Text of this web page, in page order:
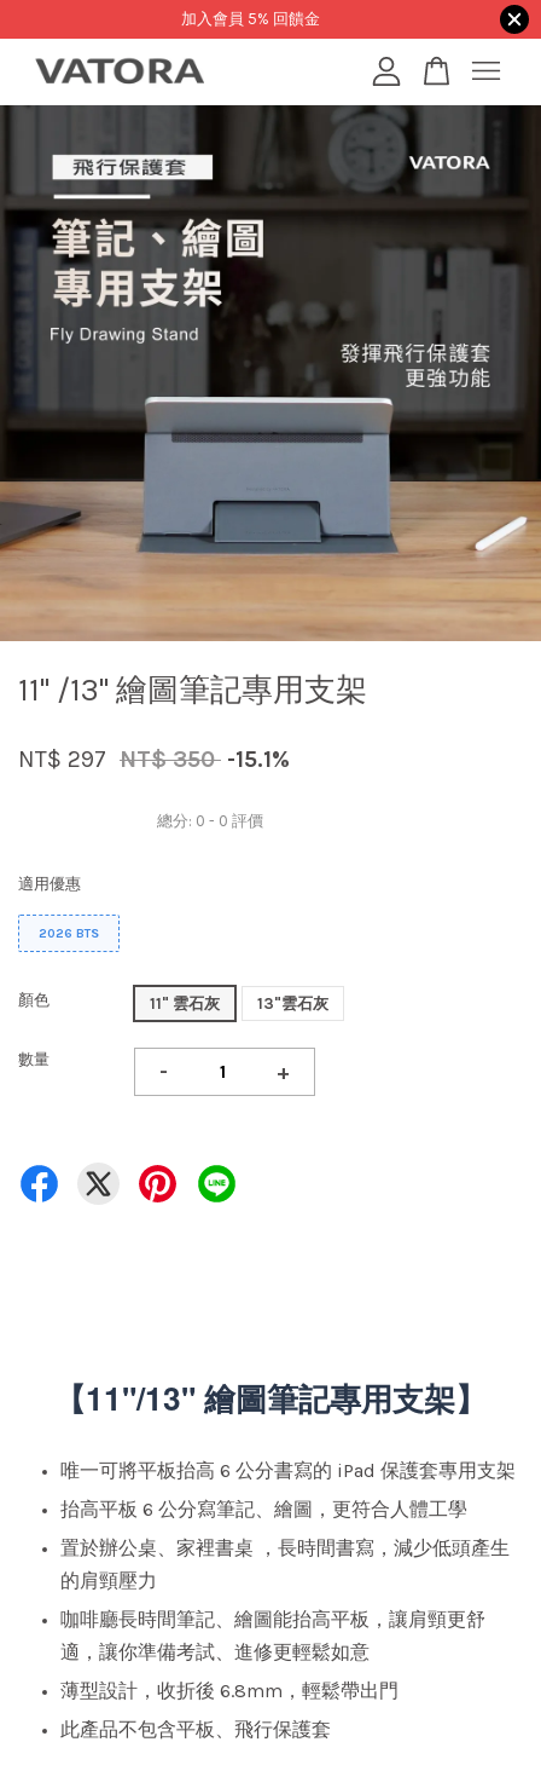
加入會員 5% 回饋金
11" /13" 繪圖筆記專用支架
NT$ 297 NT$ 350 -15.1%
總分: 0 - 0 評價
適用優惠
2026 BTS
顏色 11" 雲石灰 13"雲石灰
數量 - +
【11"/13" 繪圖筆記專用支架】
唯一可將平板抬高 6 公分書寫的 iPad 保護套專用支架
抬高平板 6 公分寫筆記、繪圖，更符合人體工學
置於辦公桌、家裡書桌 ，長時間書寫，減少低頭產生
的肩頸壓力
咖啡廳長時間筆記、繪圖能抬高平板，讓肩頸更舒
適，讓你準備考試、進修更輕鬆如意
薄型設計，收折後 6.8mm，輕鬆帶出門
此產品不包含平板、飛行保護套
您的購物車目前還是空的。
繼續購物